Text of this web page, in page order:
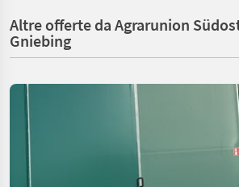
Altre offerte da Agrarunion
Gniebing